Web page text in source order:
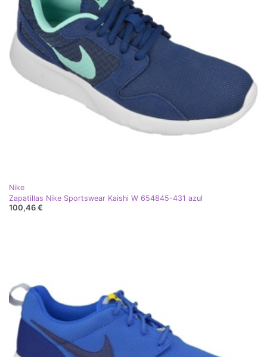
Nike
Zapatillas Nike Sportswear Kaishi W 654845-431 azul
100,46 €